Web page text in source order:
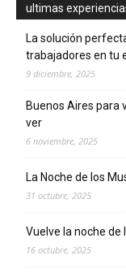
ultimas
La solución
trabajadores en tu
9 diciembre, 2025
Buenos Aires para
ver
6 noviembre, 2025
La Noche de los
31 octubre, 2025
Vuelve la noche de
16 octubre, 2025